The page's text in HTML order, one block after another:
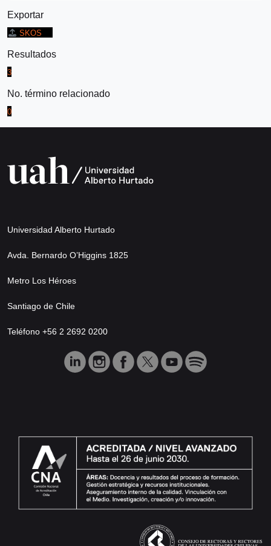
Exportar
SKOS
Resultados
3
No. término relacionado
0
Universidad Alberto Hurtado
Avda. Bernardo O’Higgins 1825
Metro Los Héroes
Santiago de Chile
Teléfono +56 2 2692 0200